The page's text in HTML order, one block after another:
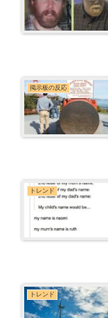
掲示板の反応
トレンド
トレンド